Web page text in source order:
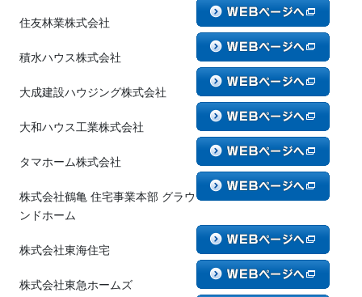
住友林業株式会社
積水ハウス株式会社
大成建設ハウジング株式会社
大和ハウス工業株式会社
タマホーム株式会社
株式会社鶴亀 住宅事業本部 グラウ
ンドホーム
株式会社東海住宅
株式会社東急ホームズ